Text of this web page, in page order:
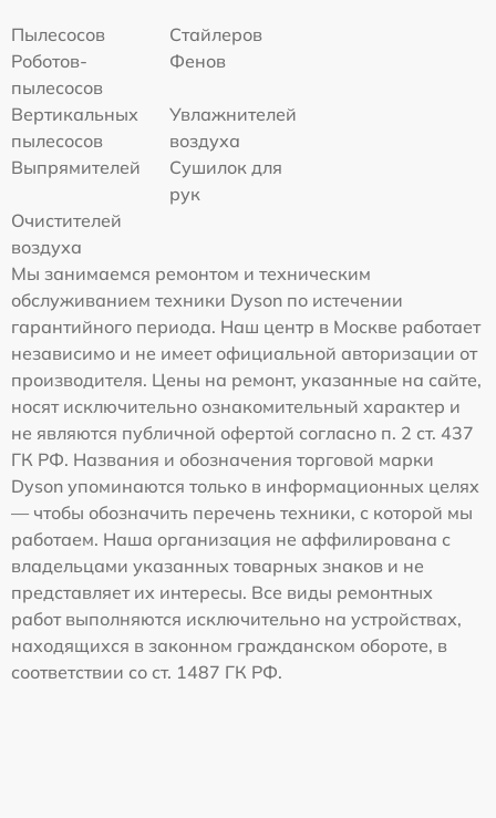
Пылесосов
Стайлеров
Роботов-
пылесосов
Фенов
Вертикальных
пылесосов
Увлажнителей
воздуха
Выпрямителей
Сушилок для
рук
Очистителей
воздуха
Мы занимаемся ремонтом и техническим
обслуживанием техники Dyson по истечении
гарантийного периода. Наш центр в Москве работает
независимо и не имеет официальной авторизации от
производителя. Цены на ремонт, указанные на сайте,
носят исключительно ознакомительный характер и
не являются публичной офертой согласно п. 2 ст. 437
ГК РФ. Названия и обозначения торговой марки
Dyson упоминаются только в информационных целях
— чтобы обозначить перечень техники, с которой мы
работаем. Наша организация не аффилирована с
владельцами указанных товарных знаков и не
представляет их интересы. Все виды ремонтных
работ выполняются исключительно на устройствах,
находящихся в законном гражданском обороте, в
соответствии со ст. 1487 ГК РФ.